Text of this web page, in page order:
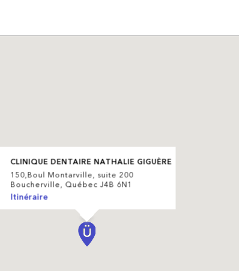
CLINIQUE DENTAIRE NATHALIE GIGUÈRE
150,Boul Montarville, suite 200
Boucherville, Québec J4B 6N1
Itinéraire